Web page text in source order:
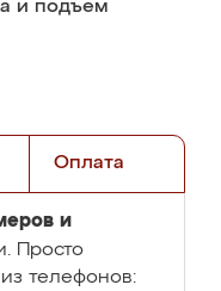
и подъем
Оплата
и
Просто
телефонов: